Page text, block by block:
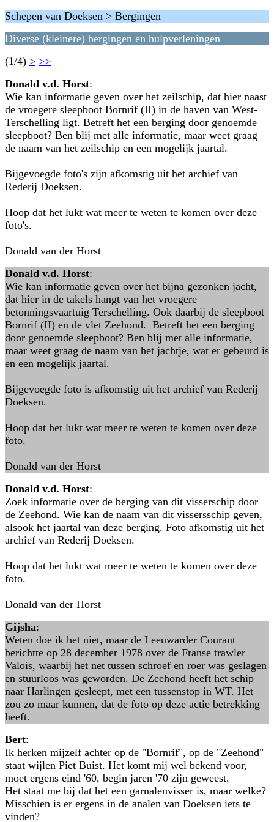
Schepen van Doeksen > Bergingen
Diverse (kleinere) bergingen en hulpverleningen
(1/4) > >>
Donald v.d. Horst:
Wie kan informatie geven over het zeilschip, dat hier naast
de vroegere sleepboot Bornrif (II) in de haven van West-
Terschelling ligt. Betreft het een berging door genoemde
sleepboot? Ben blij met alle informatie, maar weet graag
de naam van het zeilschip en een mogelijk jaartal.
Bijgevoegde foto's zijn afkomstig uit het archief van
Rederij Doeksen.
Hoop dat het lukt wat meer te weten te komen over deze
foto's.
Donald van der Horst
Donald v.d. Horst:
Wie kan informatie geven over het bijna gezonken jacht,
dat hier in de takels hangt van het vroegere
betonningsvaartuig Terschelling. Ook daarbij de sleepboot
Bornrif (II) en de vlet Zeehond. Betreft het een berging
door genoemde sleepboot? Ben blij met alle informatie,
maar weet graag de naam van het jachtje, wat er gebeurd is
en een mogelijk jaartal.
Bijgevoegde foto is afkomstig uit het archief van Rederij
Doeksen.
Hoop dat het lukt wat meer te weten te komen over deze
foto.
Donald van der Horst
Donald v.d. Horst:
Zoek informatie over de berging van dit visserschip door
de Zeehond. Wie kan de naam van dit vissersschip geven,
alsook het jaartal van deze berging. Foto afkomstig uit het
archief van Rederij Doeksen.
Hoop dat het lukt wat meer te weten te komen over deze
foto.
Donald van der Horst
Gijsha:
Weten doe ik het niet, maar de Leeuwarder Courant
berichtte op 28 december 1978 over de Franse trawler
Valois, waarbij het net tussen schroef en roer was geslagen
en stuurloos was geworden. De Zeehond heeft het schip
naar Harlingen gesleept, met een tussenstop in WT. Het
zou zo maar kunnen, dat de foto op deze actie betrekking
heeft.
Bert:
Ik herken mijzelf achter op de "Bornrif", op de "Zeehond"
staat wijlen Piet Buist. Het komt mij wel bekend voor,
moet ergens eind '60, begin jaren '70 zijn geweest.
Het staat me bij dat het een garnalenvisser is, maar welke?
Misschien is er ergens in de analen van Doeksen iets te
vinden?